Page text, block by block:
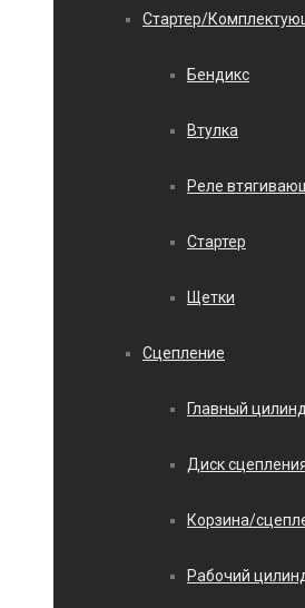
Стартер/
Бендикс
Втулка
Реле
Стартер
Щетки
Сцепление
Главный
Диск
Корзина/
Рабочий